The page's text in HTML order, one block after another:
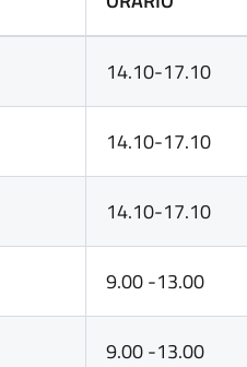
14.10-17.10
14.10-17.10
14.10-17.10
9.00 -13.00
9.00 -13.00